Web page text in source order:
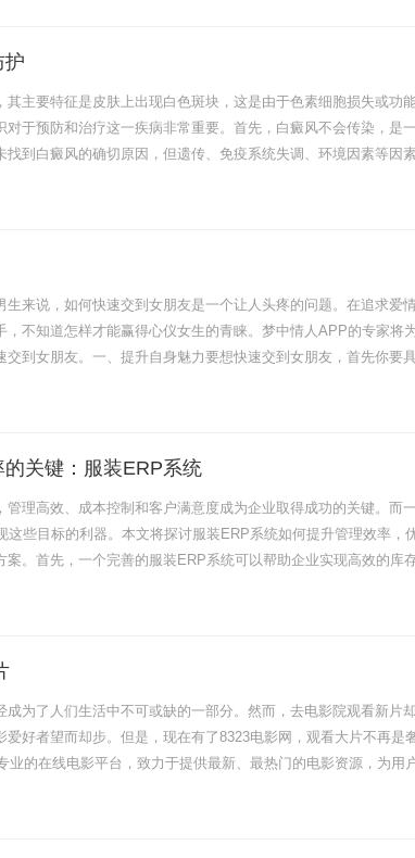
护
其主要特征是皮肤上出现白色斑块，这是由于色素细胞损失或功
对于预防和治疗这一疾病非常重要。首先，白癜风不会传染，是
找到白癜风的确切原因，但遗传、免疫系统失调、环境因素等因
生来说，如何快速交到女朋友是一个让人头疼的问题。在追求爱
，不知道怎样才能赢得心仪女生的青睐。梦中情人APP的专家将
交到女朋友。一、提升自身魅力要想快速交到女朋友，首先你要
关键：服装ERP系统
管理高效、成本控制和客户满意度成为企业取得成功的关键。而
这些目标的利器。本文将探讨服装ERP系统如何提升管理效率，
案。首先，一个完善的服装ERP系统可以帮助企业实现高效的库
成为了人们生活中不可或缺的一部分。然而，去电影院观看新片
好者望而却步。但是，现在有了8323电影网，观看大片不再是
业的在线电影平台，致力于提供最新、最热门的电影资源，为用